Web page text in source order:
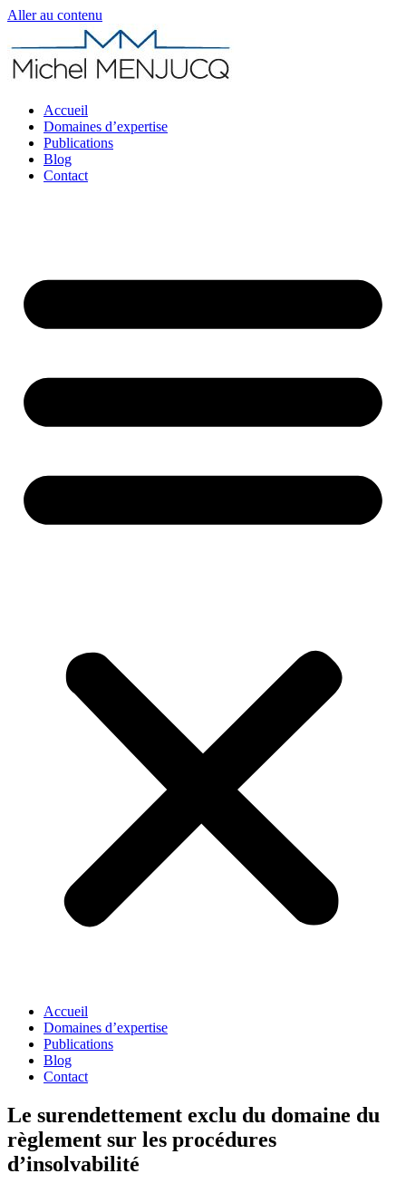
Aller au contenu
Accueil
Domaines d’expertise
Publications
Blog
Contact
Accueil
Domaines d’expertise
Publications
Blog
Contact
Le surendettement exclu du domaine du
règlement sur les procédures
d’insolvabilité